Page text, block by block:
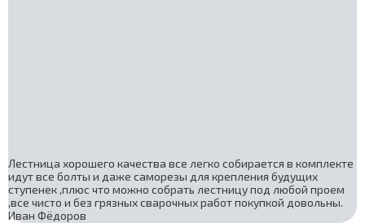
Лестница хорошего качества все легко собирается в комплекте
идут все болты и даже саморезы для крепления будущих
ступенек ,плюс что можно собрать лестницу под любой проем
,все чисто и без грязных сварочных работ покупкой довольны.
Иван Фёдоров